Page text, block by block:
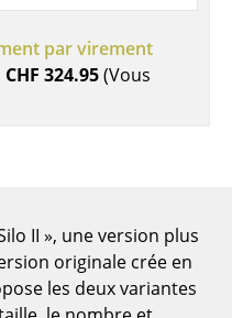
par virement
CHF 324.95(Vous
II », une version plus
originale crée en
les deux variantes